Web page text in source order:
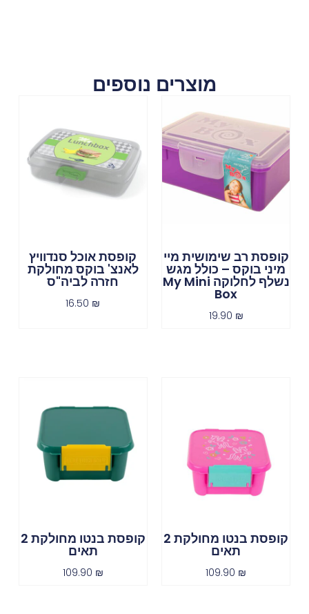
מוצרים נוספים
קופסת רב שימושית מיי
מיני בוקס – כולל מגש
נשלף לחלוקה My Mini
Box
19.90 ₪
קופסת אוכל סנדוויץ
לאנצ' בוקס מחולקת
חזרה לביה"ס
16.50 ₪
קופסת בנטו מחולקת 2
תאים
109.90 ₪
קופסת בנטו מחולקת 2
תאים
109.90 ₪